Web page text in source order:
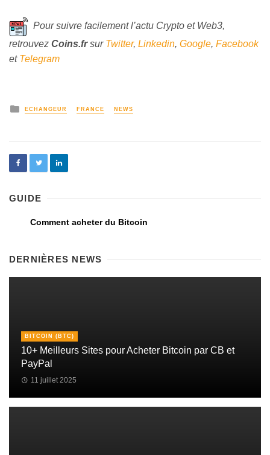
Pour suivre facilement l’actu Crypto et Web3,
retrouvez Coins.frsur Twitter, Linkedin, Google, Facebook
et Telegram
ECHANGEUR FRANCE NEWS
GUIDE
Comment acheter du Bitcoin
DERNIÈRES NEWS
BITCOIN (BTC)
10+ Meilleurs Sites pour Acheter Bitcoin par CB et
PayPal
11 juillet 2025